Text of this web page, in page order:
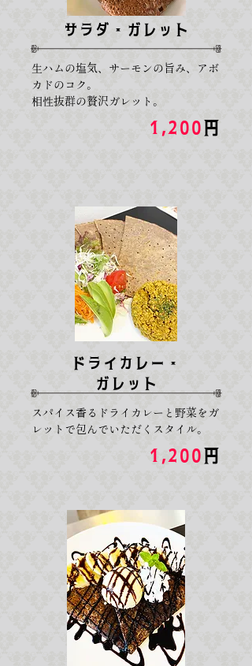
サラダ・ガレット
生ハムの塩気、サーモンの旨み、アボ
カドのコク。
相性抜群の贅沢ガレット。
1,200 円
ドライカレー・
ガレット
スパイス香るドライカレーと野菜をガ
レットで包んでいただくスタイル。
1,200 円